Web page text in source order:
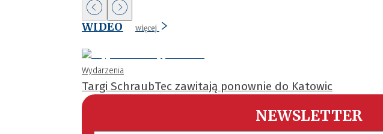
WIDEO więcej
Wydarzenia
Targi SchraubTec zawitają ponownie do Katowic
NEWSLETTER